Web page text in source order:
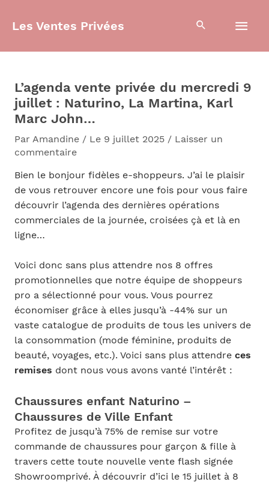
Les Ventes Privées
L’agenda vente privée du mercredi 9
juillet : Naturino, La Martina, Karl
Marc John…
Par Amandine / Le 9 juillet 2025 / Laisser un
commentaire
Bien le bonjour fidèles e-shoppeurs. J’ai le plaisir
de vous retrouver encore une fois pour vous faire
découvrir l’agenda des dernières opérations
commerciales de la journée, croisées çà et là en
ligne…
Voici donc sans plus attendre nos 8 offres
promotionnelles que notre équipe de shoppeurs
pro a sélectionné pour vous. Vous pourrez
économiser grâce à elles jusqu’à -44% sur un
vaste catalogue de produits de tous les univers de
la consommation (mode féminine, produits de
beauté, voyages, etc.). Voici sans plus attendre ces
remises dont nous vous avons vanté l’intérêt :
Chaussures enfant Naturino –
Chaussures de Ville Enfant
Profitez de jusqu’à 75% de remise sur votre
commande de chaussures pour garçon & fille à
travers cette toute nouvelle vente flash signée
Showroomprivé. À découvrir d’ici le 15 juillet à 8